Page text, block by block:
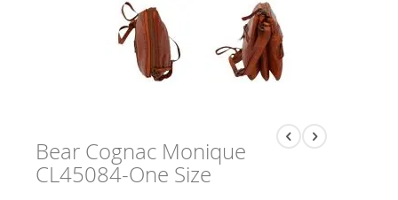
Bear Cognac Monique
CL45084-One Size